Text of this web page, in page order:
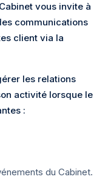
vous invite à
communications
client via la
les relations
activité lorsque le
:
du Cabinet.